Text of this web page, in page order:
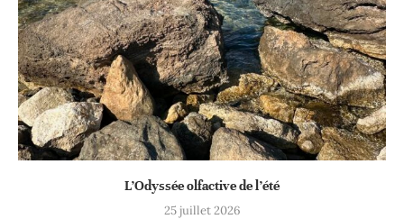
L’Odyssée olfactive de l’été
25 juillet 2026